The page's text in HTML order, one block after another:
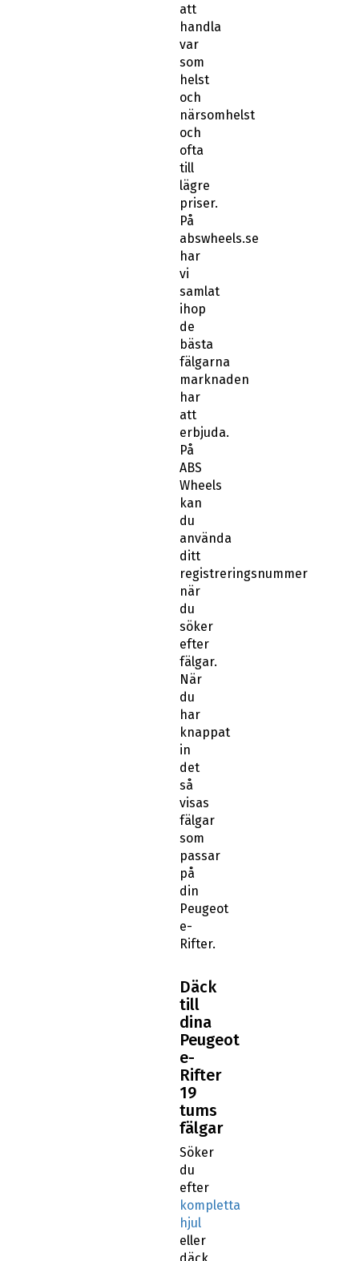
att
handla
var
som
helst
och
närsomhelst
och
ofta
till
lägre
priser.
På
abswheels.se
har
vi
samlat
ihop
de
bästa
fälgarna
marknaden
har
att
erbjuda.
På
ABS
Wheels
kan
du
använda
ditt
registreringsnummer
när
du
söker
efter
fälgar.
När
du
har
knappat
in
det
så
visas
fälgar
som
passar
på
din
Peugeot
e-
Rifter.
Däck
till
dina
Peugeot
e-
Rifter
19
tums
fälgar
Söker
du
efter
kompletta
hjul
eller